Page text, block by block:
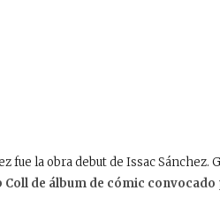
fue la obra debut de Issac Sánchez.
de álbum de cómic convocado